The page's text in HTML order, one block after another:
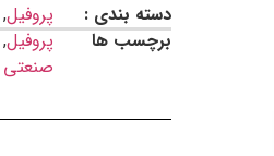
دسته بندی : پروفیل
برچسب ها
پروفیل
صنعتی